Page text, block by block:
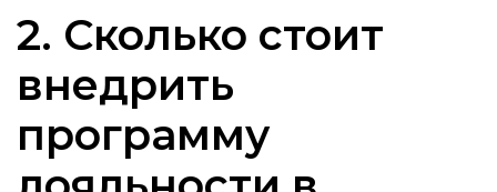
2. Сколько стоит
внедрить
программу